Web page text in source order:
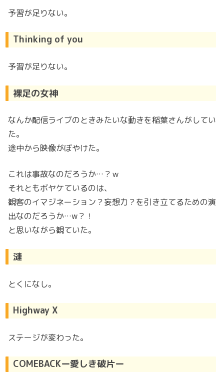
予習が足りない。
Thinking of you
予習が足りない。
裸足の女神
なんか配信ライブのときみたいな動きを稲葉さんがしてい
た。
途中から映像がぼやけた。
これは事故なのだろうか…？ｗ
それともボヤケているのは、
観客のイマジネーション？妄想力？を引き立てるための演
出なのだろうか…w？！
と思いながら観ていた。
漣
とくになし。
Highway X
ステージが変わった。
COMEBACKー愛しき破片ー